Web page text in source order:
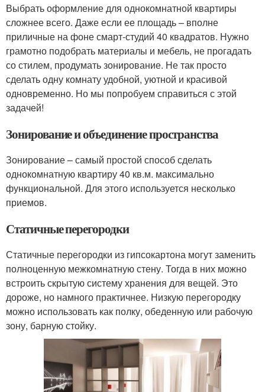
Выбрать оформление для однокомнатной квартиры
сложнее всего. Даже если ее площадь – вполне
приличные на фоне смарт-студий 40 квадратов. Нужно
грамотно подобрать материалы и мебель, не прогадать
со стилем, продумать зонирование. Не так просто
сделать одну комнату удобной, уютной и красивой
одновременно. Но мы попробуем справиться с этой
задачей!
Зонирование и объединение пространства
Зонирование – самый простой способ сделать
однокомнатную квартиру 40 кв.м. максимально
функциональной. Для этого используется несколько
приемов.
Статичные перегородки
Статичные перегородки из гипсокартона могут заменить
полноценную межкомнатную стену. Тогда в них можно
встроить скрытую систему хранения для вещей. Это
дороже, но намного практичнее. Низкую перегородку
можно использовать как полку, обеденную или рабочую
зону, барную стойку.